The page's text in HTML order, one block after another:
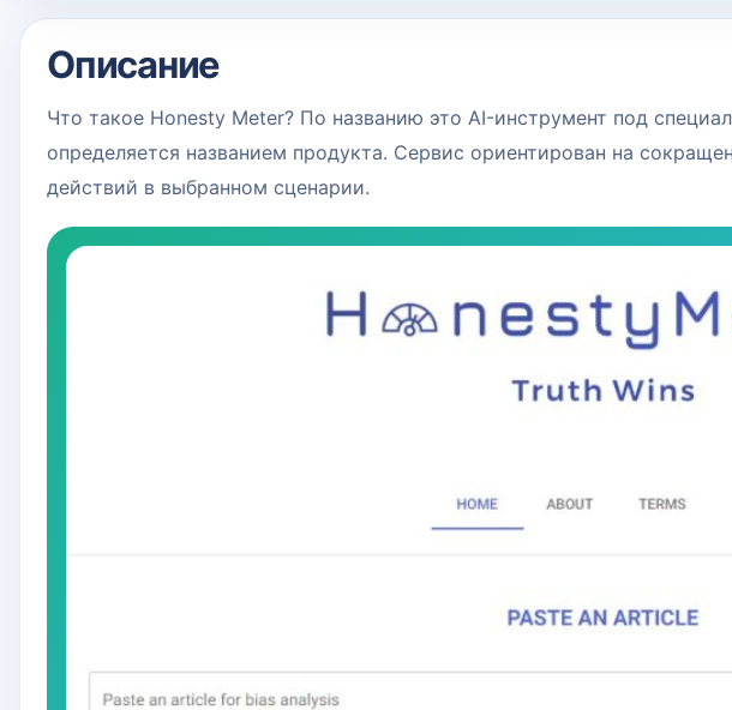
Описание
Что такое Honesty Meter? По названию это AI-инструмент под
определяется названием продукта. Сервис ориентирован на
действий в выбранном сценарии.